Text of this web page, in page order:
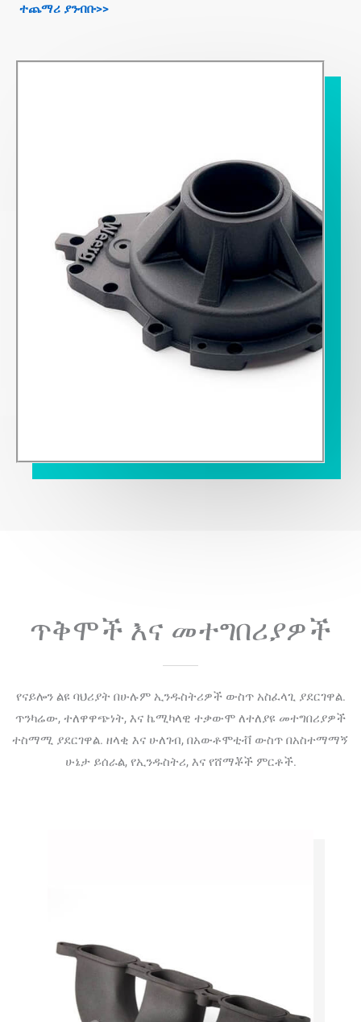
ተጨማሪ ያንብቡ>>
ጥቅሞች እና መተግበሪያዎች
የናይሎን ልዩ ባህሪያት በሁሉም ኢንዱስትሪዎች ውስጥ አስፈላጊ ያደርገዋል.
ጥንካሬው, ተለዋዋጭነት, እና ኬሚካላዊ ተቃውሞ ለተለያዩ መተግበሪያዎች
ተስማሚ ያደርገዋል. ዘላቂ እና ሁለገብ, በአውቶሞቲቭ ውስጥ በአስተማማኝ
ሁኔታ ይሰራል, የኢንዱስትሪ, እና የሸማቾች ምርቶች.